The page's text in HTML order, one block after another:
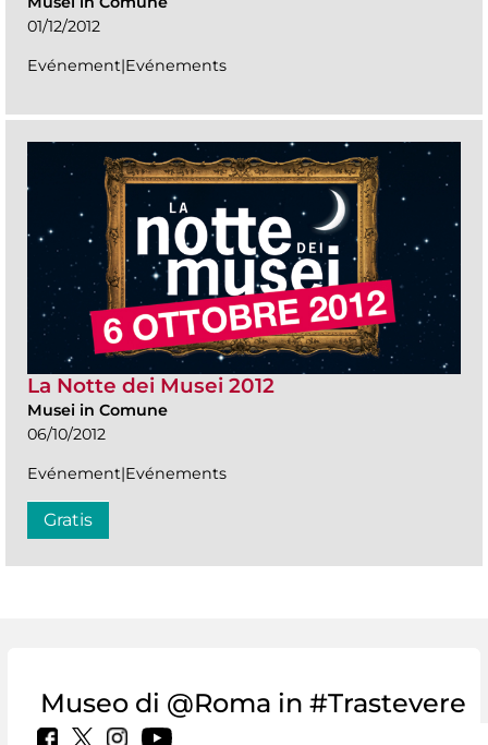
01/12/2012
Evénement|Evénements
La Notte dei Musei 2012
Musei in Comune
06/10/2012
Evénement|Evénements
Gratis
Museo di @Roma in #Trastevere